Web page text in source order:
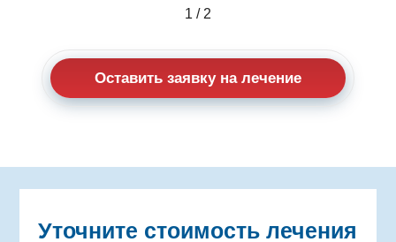
1 / 2
Оставить заявку на лечение
Уточните стоимость лечения